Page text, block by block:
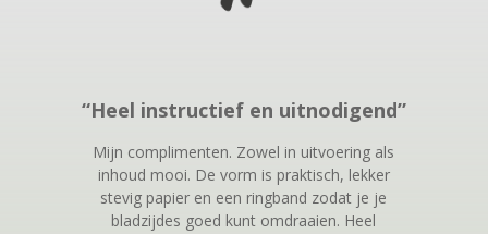
“Heel instructief en uitnodigend”
Mijn complimenten. Zowel in uitvoering als
inhoud mooi. De vorm is praktisch, lekker
stevig papier en een ringband zodat je je
bladzijdes goed kunt omdraaien. Heel